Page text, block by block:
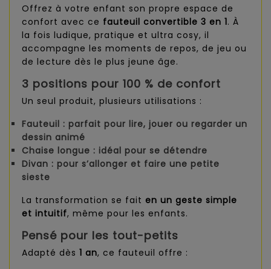
Offrez à votre enfant son propre espace de
confort avec ce fauteuil convertible 3 en 1. À
la fois ludique, pratique et ultra cosy, il
accompagne les moments de repos, de jeu ou
de lecture dès le plus jeune âge.
3 positions pour 100 % de confort
Un seul produit, plusieurs utilisations :
Fauteuil : parfait pour lire, jouer ou regarder un
dessin animé
Chaise longue : idéal pour se détendre
Divan : pour s’allonger et faire une petite
sieste
La transformation se fait en un geste simple
et intuitif, même pour les enfants.
Pensé pour les tout-petits
Adapté dès 1 an, ce fauteuil offre :